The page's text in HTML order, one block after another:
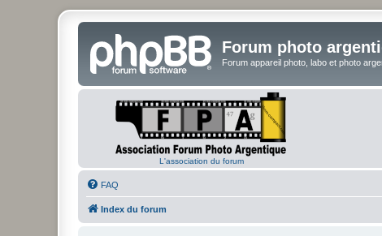
Forum photo
Forum appareil photo, labo et photo
L'association du forum
FAQ
Index du forum